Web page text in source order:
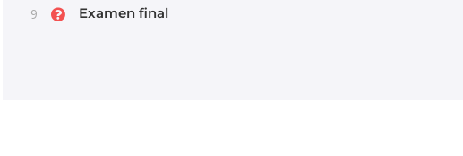
9 Examen final